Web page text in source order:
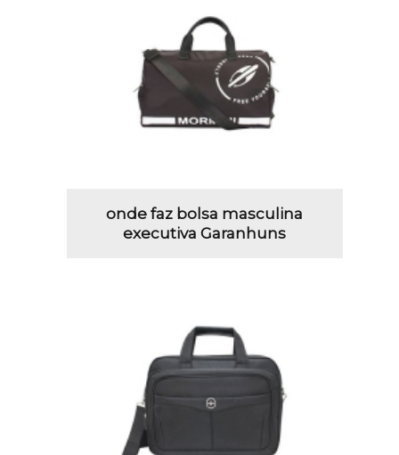
onde faz bolsa masculina
executiva Garanhuns